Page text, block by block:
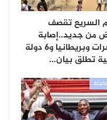
السريع تقصف
من جديد..إصابة
العشرات وبريطانيا و6 دولة
تطلق بيان…